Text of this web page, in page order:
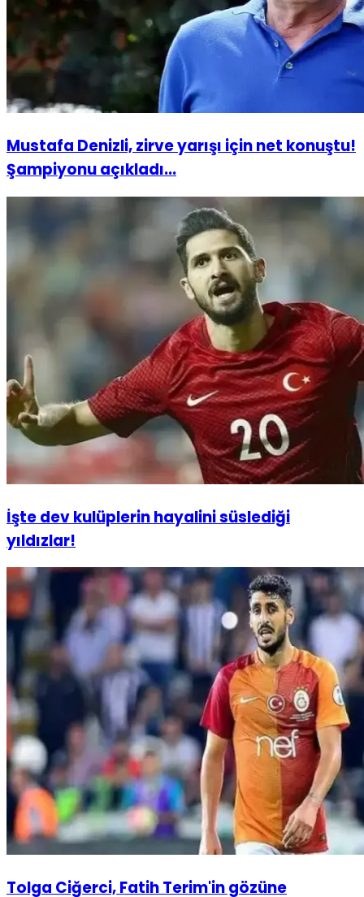
Mustafa Denizli, zirve yarışı için net konuştu!
Şampiyonu açıkladı...
İşte dev kulüplerin hayalini süslediği
yıldızlar!
Tolga Ciğerci, Fatih Terim'in gözüne